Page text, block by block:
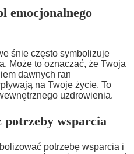
emocjonalnego
śnie często symbolizuje
Może to oznaczać, że Twoja
dawnych ran
na Twoje życie. To
uzdrowienia.
wsparcia
potrzebę wsparcia i